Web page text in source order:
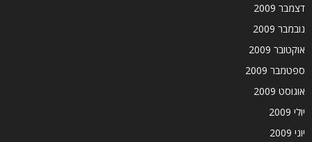
דצמבר 2009
נובמבר 2009
אוקטובר 2009
ספטמבר 2009
אוגוסט 2009
יולי 2009
יוני 2009